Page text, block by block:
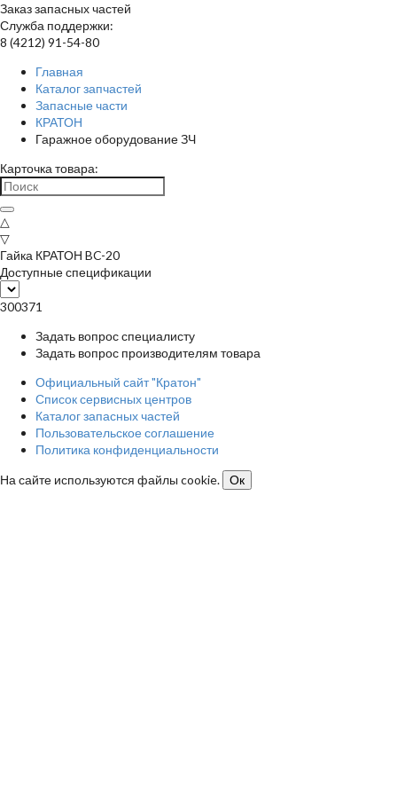
Заказ запасных частей
Служба поддержки:
8 (4212) 91-54-80
Главная
Каталог запчастей
Запасные части
КРАТОН
Гаражное оборудование ЗЧ
Карточка товара:
△
▽
Гайка КРАТОН BC-20
Доступные спецификации
300371
Задать вопрос специалисту
Задать вопрос производителям товара
Официальный сайт "Кратон"
Список сервисных центров
Каталог запасных частей
Пользовательское соглашение
Политика конфиденциальности
На сайте используются файлы cookie.
Ок